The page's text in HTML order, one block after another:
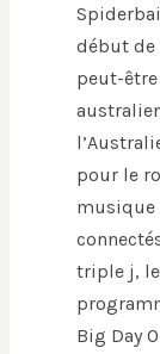
début de
peut-
pour le
musique
triple j, le
Big Day